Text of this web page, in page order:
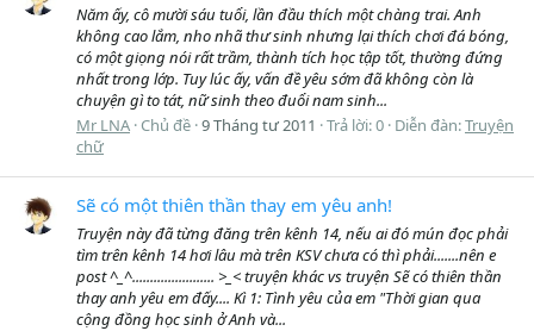
Năm ấy, cô mười sáu tuổi, lần đầu thích một chàng trai. Anh
không cao lắm, nho nhã thư sinh nhưng lại thích chơi đá bóng,
có một giọng nói rất trầm, thành tích học tập tốt, thường đứng
nhất trong lớp. Tuy lúc ấy, vấn đề yêu sớm đã không còn là
chuyện gì to tát, nữ sinh theo đuổi nam sinh...
Mr LNA Chủ đề 9 Tháng tư 2011 Trả lời: 0 Diễn đàn:Truyện
chữ
Sẽ có một thiên thần thay em yêu anh!
Truyện này đã từng đăng trên kênh 14, nếu ai đó mún đọc phải
tìm trên kênh 14 hơi lâu mà trên KSV chưa có thì phải.......nên e
post ^_^....................... >_< truyện khác vs truyện Sẽ có thiên thần
thay anh yêu em đấy.... Kì 1: Tình yêu của em "Thời gian qua
cộng đồng học sinh ở Anh và...